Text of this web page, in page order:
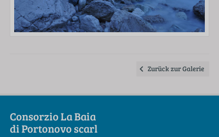
Zurück zur Galerie
Consorzio La Baia
di Portonovo scarl